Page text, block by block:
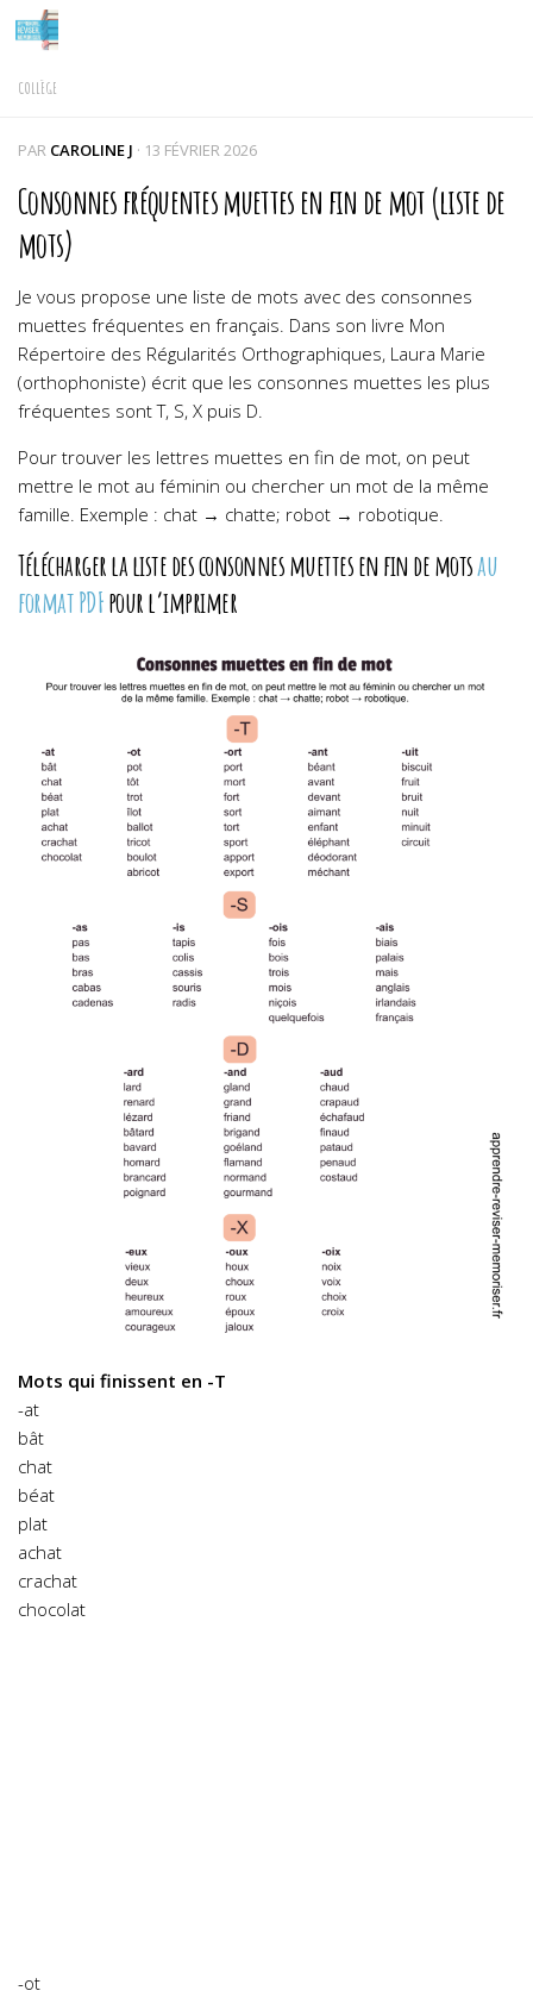
Skip to content
COLLÈGE
PAR CAROLINE J · 13 FÉVRIER 2026
Consonnes fréquentes muettes en fin de mot (liste de
mots)
Je vous propose une liste de mots avec des consonnes
muettes fréquentes en français. Dans son livre Mon
Répertoire des Régularités Orthographiques, Laura Marie
(orthophoniste) écrit que les consonnes muettes les plus
fréquentes sont T, S, X puis D.
Pour trouver les lettres muettes en fin de mot, on peut
mettre le mot au féminin ou chercher un mot de la même
famille. Exemple : chat → chatte; robot → robotique.
Télécharger la liste des consonnes muettes en fin de motsau
format PDFpour l’imprimer
Mots qui finissent en -T
-at
bât
chat
béat
plat
achat
crachat
chocolat
-ot